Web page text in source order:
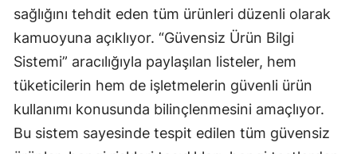
Şırnak
Bartın
Ardahan
Iğdır
sağlığını tehdit eden tüm ürünleri düzenli olarak
kamuoyuna açıklıyor. “Güvensiz Ürün Bilgi
Sistemi” aracılığıyla paylaşılan listeler, hem
tüketicilerin hem de işletmelerin güvenli ürün
kullanımı konusunda bilinçlenmesini amaçlıyor.
Bu sistem sayesinde tespit edilen tüm güvensiz